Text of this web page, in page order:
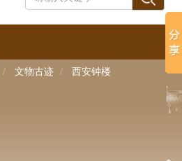
文物古迹 西安钟楼